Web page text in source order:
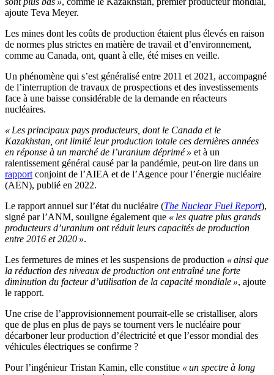
ajoute Teva Meyer.
Les mines dont les coûts de production étaient plus élevés en raison
de normes plus strictes en matière de travail et d’environnement,
comme au Canada, ont, quant à elle, été mises en veille.
Un phénomène qui s’est généralisé entre 2011 et 2021, accompagné
de l’interruption de travaux de prospections et des investissements
face à une baisse considérable de la demande en réacteurs
nucléaires.
« Les principaux pays producteurs, dont le Canada et le
Kazakhstan, ont limité leur production totale ces dernières années
en réponse à un marché de l’uranium déprimé » et à un
ralentissement général causé par la pandémie, peut-on lire dans un
rapport conjoint de l’AIEA et de l’Agence pour l’énergie nucléaire
(AEN), publié en 2022.
Le rapport annuel sur l’état du nucléaire (The Nuclear Fuel Report),
signé par l’ANM, souligne également que « les quatre plus grands
producteurs d’uranium ont réduit leurs capacités de production
entre 2016 et 2020 ».
Les fermetures de mines et les suspensions de production « ainsi que
la réduction des niveaux de production ont entraîné une forte
diminution du facteur d’utilisation de la capacité mondiale », ajoute
le rapport.
Une crise de l’approvisionnement pourrait-elle se cristalliser, alors
que de plus en plus de pays se tournent vers le nucléaire pour
décarboner leur production d’électricité et que l’essor mondial des
véhicules électriques se confirme ?
Pour l’ingénieur Tristan Kamin, elle constitue « un spectre à long